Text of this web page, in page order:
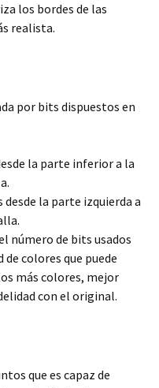
los bordes de las
realista.
por bits dispuestos en
la parte inferior a la
desde la parte izquierda a
número de bits usados
colores que puede
más colores, mejor
con el original.
que es capaz de